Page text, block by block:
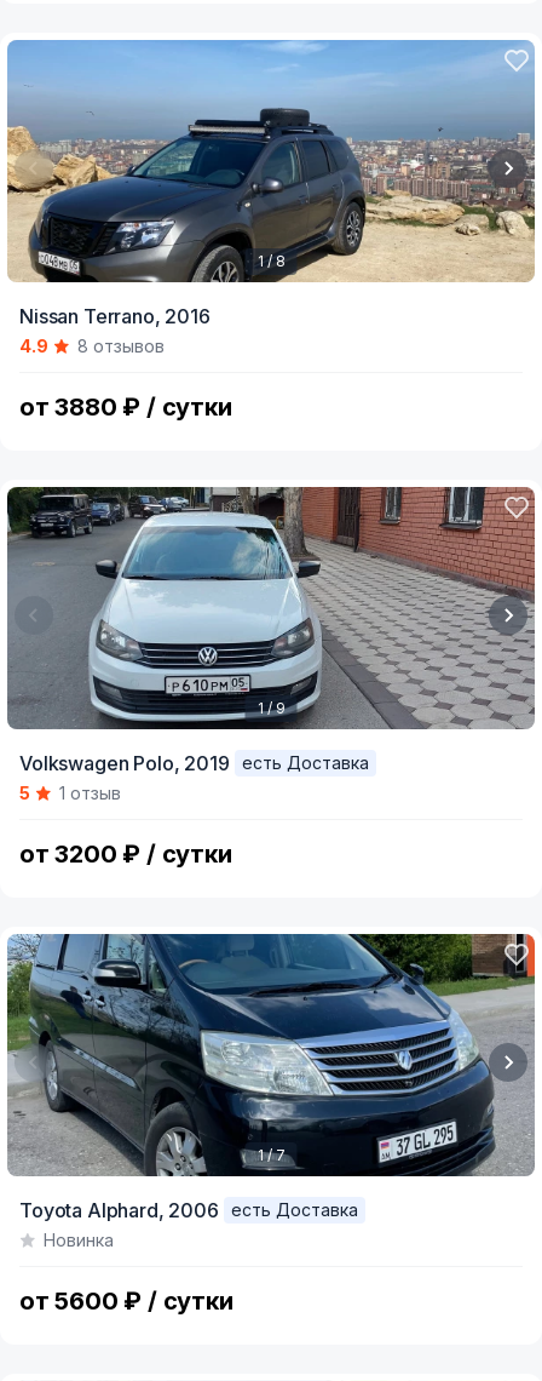
of
1 / 8
Nissan Terrano, 2016
4.9 8 отзывов
от 3880 ₽ / сутки
of
1 / 9
Volkswagen Polo, 2019
есть Доставка
5
1 отзыв
от 3200 ₽ / сутки
of
1 / 7
Toyota Alphard, 2006
есть Доставка
Новинка
от 5600 ₽ / сутки